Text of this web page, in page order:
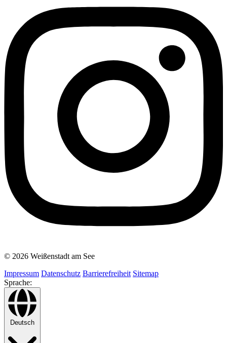
© 2026 Weißenstadt am See
Impressum Datenschutz Barrierefreiheit Sitemap
Sprache:
Deutsch